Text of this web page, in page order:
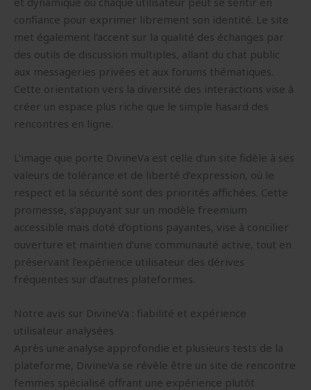
confiance pour exprimer librement son identité. Le site
met également l’accent sur la qualité des échanges par
des outils de discussion multiples, allant du chat public
aux messageries privées et aux forums thématiques.
Cette orientation vers la diversité des interactions vise à
créer un espace plus riche que le simple hasard des
rencontres en ligne.
L’image que porte DivineVa est celle d’un site fidèle à ses
valeurs de tolérance et de liberté d’expression, où le
respect et la sécurité sont des priorités affichées. Cette
promesse, s’appuyant sur un modèle freemium
accessible mais doté d’options payantes, vise à concilier
ouverture et maintien d’une communauté active, tout en
préservant l’expérience utilisateur des dérives
fréquentes sur d’autres plateformes.
Notre avis sur DivineVa : fiabilité et expérience
utilisateur analysées
Après une analyse approfondie et plusieurs tests de la
plateforme, DivineVa se révèle être un site de rencontre
femmes spécialisé offrant une expérience plutôt